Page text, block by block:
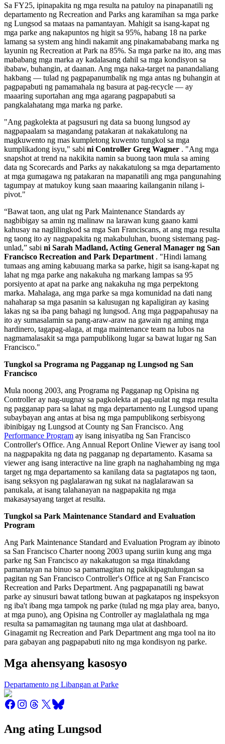
Sa FY25, ipinapakita ng mga resulta na patuloy na pinapanatili ng
departamento ng Recreation and Parks ang karamihan sa mga parke
ng Lungsod sa mataas na pamantayan. Mahigit sa isang-kapat ng
mga parke ang nakapuntos ng higit sa 95%, habang 18 na parke
lamang sa system ang hindi nakamit ang pinakamababang marka ng
layunin ng Recreation at Park na 85%. Sa mga parke na ito, ang mas
mababang mga marka ay kadalasang dahil sa mga kondisyon sa
ibabaw, buhangin, at daanan. Ang mga naka-target na panandaliang
hakbang — tulad ng pagpapanumbalik ng mga antas ng buhangin at
pagpapabuti ng pamamahala ng basura at pag-recycle — ay
maaaring suportahan ang mga agarang pagpapabuti sa
pangkalahatang mga marka ng parke.
"Ang pagkolekta at pagsusuri ng data sa buong lungsod ay
nagpapaalam sa magandang patakaran at nakakatulong na
magkuwento ng mas kumpletong kuwento tungkol sa mga
kumplikadong isyu," sabi ni Controller Greg Wagner . "Ang mga
snapshot at trend na nakikita namin sa buong taon mula sa aming
data ng Scorecards and Parks ay nakakatulong sa mga departamento
at mga gumagawa ng patakaran na mapanatili ang mga pangunahing
tagumpay at matukoy kung saan maaaring kailanganin nilang i-
pivot."
“Bawat taon, ang ulat ng Park Maintenance Standards ay
nagbibigay sa amin ng malinaw na larawan kung gaano kami
kahusay na naglilingkod sa mga San Franciscans, at ang mga resulta
ng taong ito ay nagpapakita ng makabuluhan, buong sistemang pag-
unlad,” sabi ni Sarah Madland, Acting General Manager ng San
Francisco Recreation and Park Department . "Hindi lamang
tumaas ang aming kabuuang marka sa parke, higit sa isang-kapat ng
lahat ng mga parke ang nakakuha ng markang lampas sa 95
porsiyento at apat na parke ang nakakuha ng mga perpektong
marka. Mahalaga, ang mga parke sa mga komunidad na dati nang
nahaharap sa mga pasanin sa kalusugan ng kapaligiran ay kasing
lakas ng sa iba pang bahagi ng lungsod. Ang mga pagpapahusay na
ito ay sumasalamin sa pang-araw-araw na gawain ng aming mga
hardinero, tagapag-alaga, at mga maintenance team na lubos na
nagmamalasakit sa mga pampublikong lugar sa bawat lugar ng San
Francisco."
Tungkol sa Programa ng Pagganap ng Lungsod ng San
Francisco
Mula noong 2003, ang Programa ng Pagganap ng Opisina ng
Controller ay nag-uugnay sa pagkolekta at pag-uulat ng mga resulta
ng pagganap para sa lahat ng mga departamento ng Lungsod upang
subaybayan ang antas at bisa ng mga pampublikong serbisyong
ibinibigay ng Lungsod at County ng San Francisco. Ang
Performance Program ay isang inisyatiba ng San Francisco
Controller's Office. Ang Annual Report Online Viewer ay isang tool
na nagpapakita ng data ng pagganap ng departamento. Kasama sa
viewer ang isang interactive na line graph na naghahambing ng mga
target ng mga departamento sa kanilang data sa pagtatapos ng taon,
isang seksyon ng paglalarawan ng sukat na naglalarawan sa
panukala, at isang talahanayan na nagpapakita ng mga
makasaysayang target at resulta.
Tungkol sa Park Maintenance Standard and Evaluation
Program
Ang Park Maintenance Standard and Evaluation Program ay ibinoto
sa San Francisco Charter noong 2003 upang suriin kung ang mga
parke ng San Francisco ay nakakatugon sa mga itinakdang
pamantayan na binuo sa pamamagitan ng pakikipagtulungan sa
pagitan ng San Francisco Controller's Office at ng San Francisco
Recreation and Parks Department. Ang pagpapanatili ng bawat
parke ay sinusuri bawat tatlong buwan at pagkatapos ng inspeksyon
ng iba't ibang mga tampok ng parke (tulad ng mga play area, banyo,
at mga puno), ang Opisina ng Controller ay maglalathala ng mga
resulta sa pamamagitan ng taunang mga ulat at dashboard.
Ginagamit ng Recreation and Park Department ang mga tool na ito
para gabayan ang pagpapabuti nito ng mga kondisyon ng parke.
Mga ahensyang kasosyo
Departamento ng Libangan at Parke
Ang ating Lungsod